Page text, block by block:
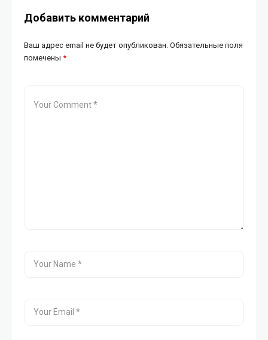
Добавить комментарий
Ваш адрес email не будет опубликован. Обязательные поля
помечены *